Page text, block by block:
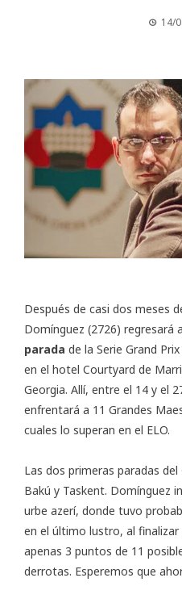
14/
Después de casi dos meses
Domínguez (2726) regresará
parada de la Serie Grand
en el hotel Courtyard de
Georgia. Allí, entre el 14 y el
enfrentará a 11 Grandes
cuales lo superan en el ELO.
Las dos primeras paradas
Bakú y Taskent. Domínguez
urbe azerí, donde tuvo
en el último lustro, al
apenas 3 puntos de 11
derrotas. Esperemos que